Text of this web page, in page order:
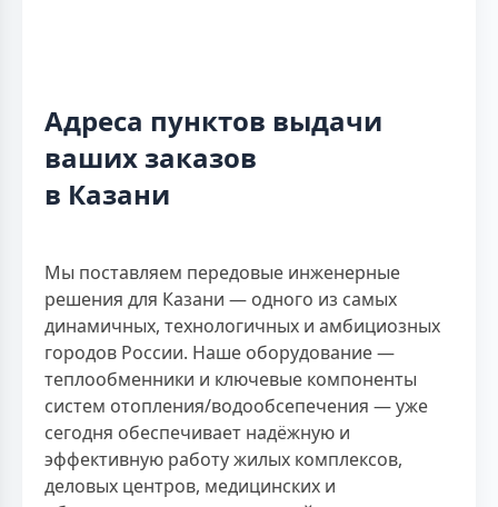
Адреса пунктов выдачи
ваших заказов
в Казани
Мы поставляем передовые инженерные
решения для Казани — одного из самых
динамичных, технологичных и амбициозных
городов России. Наше оборудование —
теплообменники и ключевые компоненты
систем отопления/водообсепечения — уже
сегодня обеспечивает надёжную и
эффективную работу жилых комплексов,
деловых центров, медицинских и